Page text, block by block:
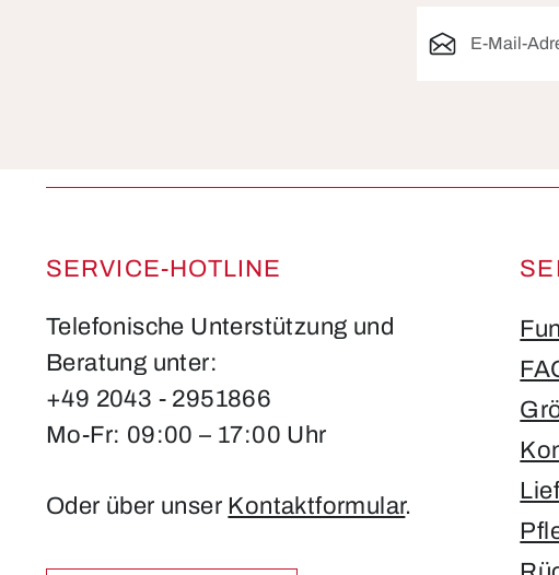
SERVICE-HOTLINE
Telefonische Unterstützung und
Beratung unter:
+49 2043 - 2951866
Mo-Fr: 09:00 – 17:00 Uhr
Oder über unser Kontaktformular.